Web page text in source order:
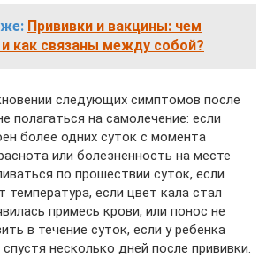
Прививки и вакцины: чем
как связаны между собой?
следующих симптомов после
полагаться на самолечение: если
более одних суток с момента
или болезненность на месте
по прошествии суток, если
температура, если цвет кала стал
примесь крови, или понос не
в течение суток, если у ребенка
несколько дней после прививки.